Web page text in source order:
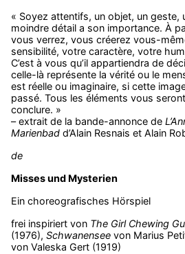
« Soyez attentifs, un objet, un geste,
moindre détail a son importance. À
vous verrez, vous créerez vous-
sensibilité, votre caractère, votre
C’est à vous qu’il appartiendra de
celle-là représente la vérité ou le
est réelle ou imaginaire, si cette
passé. Tous les éléments vous
conclure. »
– extrait de la bande-annonce de
Marienbad d’Alain Resnais et Alain
de
Misses und Mysterien
Ein choreografisches Hörspiel
frei inspiriert von The Girl Chewing
(1976), Schwanensee von Marius
von Valeska Gert (1919)